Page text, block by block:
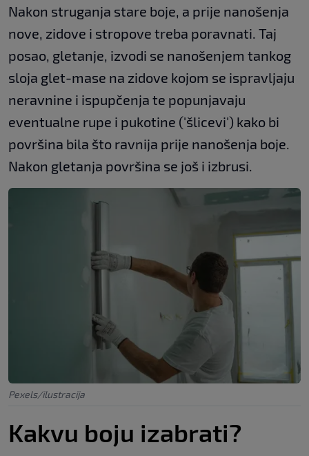
Nakon struganja stare boje, a prije nanošenja
nove, zidove i stropove treba poravnati. Taj
posao, gletanje, izvodi se nanošenjem tankog
sloja glet-mase na zidove kojom se ispravljaju
neravnine i ispupčenja te popunjavaju
eventualne rupe i pukotine ('šlicevi') kako bi
površina bila što ravnija prije nanošenja boje.
Nakon gletanja površina se još i izbrusi.
Pexels/ilustracija
Kakvu boju izabrati?